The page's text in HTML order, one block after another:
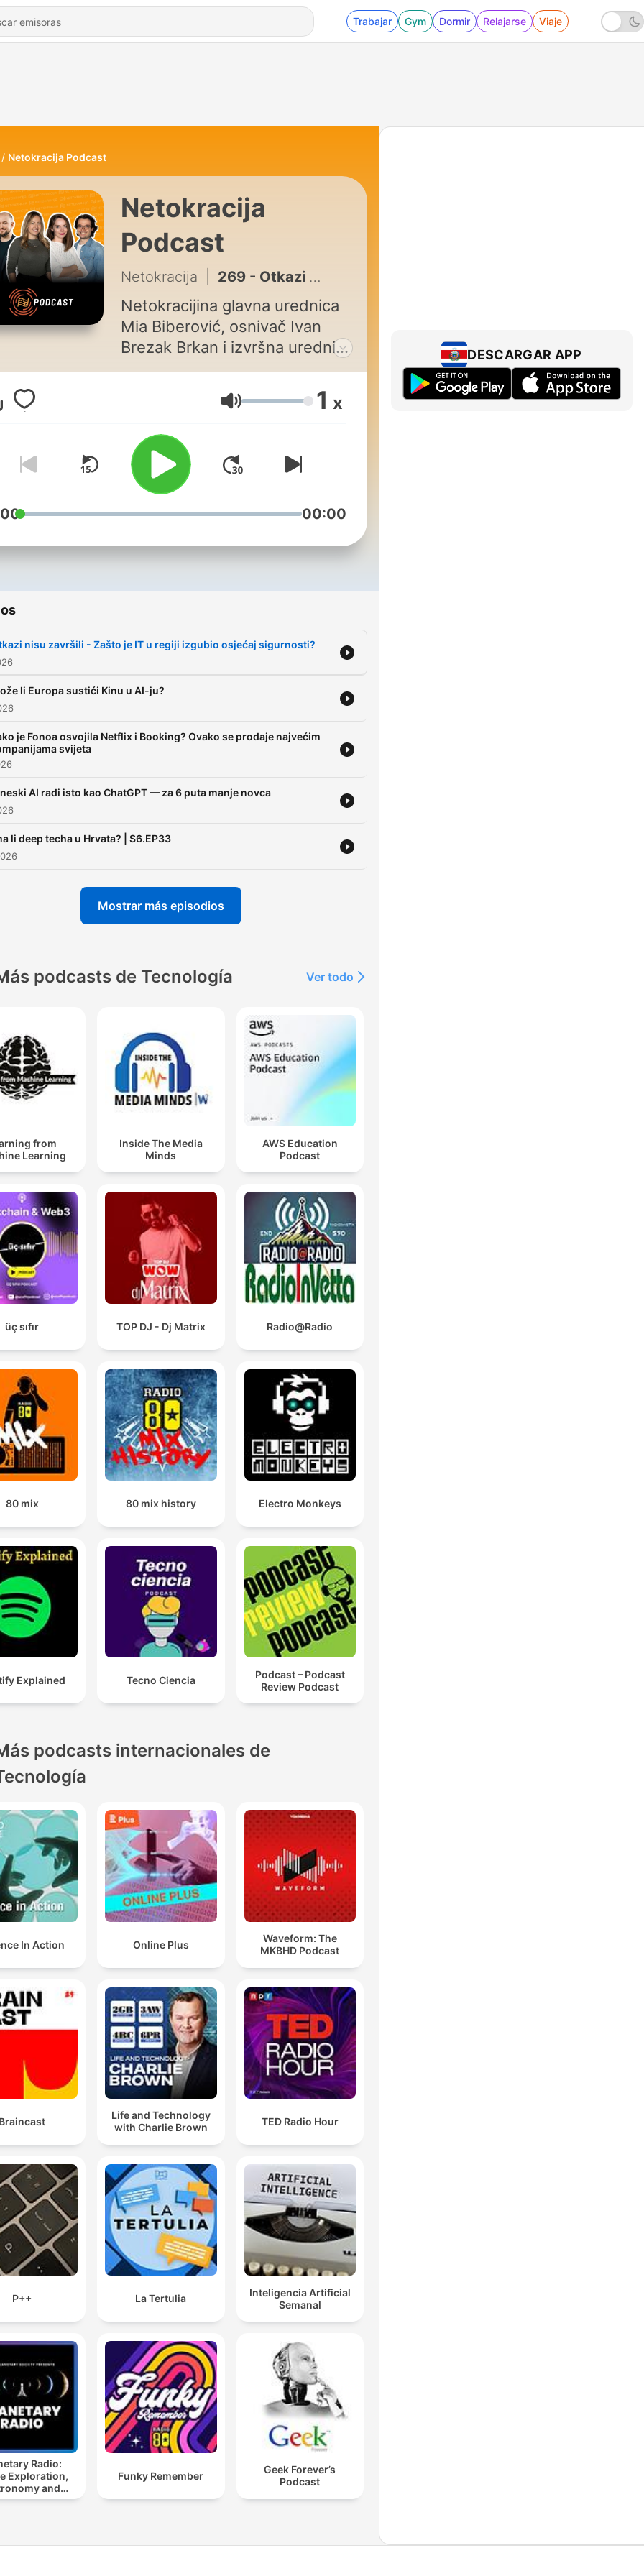
Trabajar Gym Dormir Relajarse Viaje
Netokracija Podcast
Netokracija
Podcast
Netokracija 269 - Otkazi nisu završili - Zašto je IT u regiji izgubio osjećaj sigurnosti?
Netokracijina glavna urednica
Mia Biberović, osnivač Ivan
Brezak Brkan i izvršna urednica
Nikolina Oršulić te novinari
Marin Pavelić i Ivan Pelivanović
u tjednom podcastu
komentiraju najvažnije
događaje u digitalnoj industriji
o kojima niste ni znali da želite
znati više!
Volumen 1 x
00:00
nisu završili - Zašto je IT u regiji izgubio osjećaj sigurnosti?
li Europa sustići Kinu u AI-ju?
je Fonoa osvojila Netflix i Booking? Ovako se prodaje najvećim
svijeta
AI radi isto kao ChatGPT — za 6 puta manje novca
li deep techa u Hrvata? | S6.EP33
Mostrar más episodios
podcasts de Tecnología Ver todo
from
Learning
Inside The Media
Minds
AWS Education
Podcast
üç sıfır TOP DJ - Dj Matrix Radio@Radio
80 mix 80 mix history Electro Monkeys
Explained Tecno Ciencia
Podcast – Podcast
Review Podcast
podcasts internacionales de
In Action Online Plus
Waveform: The
MKBHD Podcast
Life and Technology
with Charlie Brown
TED Radio Hour
P++ La Tertulia
Inteligencia Artificial
Semanal
Radio:
Exploration,
and
Science
Funky Remember
Geek Forever’s
Podcast
DESCARGAR APP